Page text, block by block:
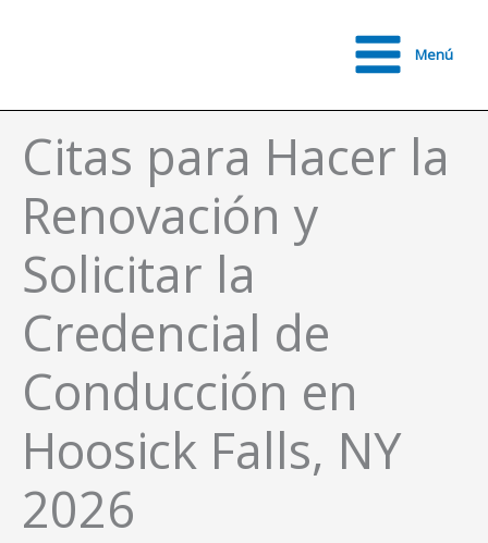
Main
Menú
Citas para Hacer la
Renovación y
Solicitar la
Credencial de
Conducción en
Hoosick Falls, NY
2026